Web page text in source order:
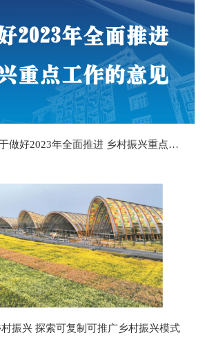
中共中央 国务院关于做好2023年全面推进 乡村振兴重点工作的意见
振兴 探索可复制可推广乡村振兴模式